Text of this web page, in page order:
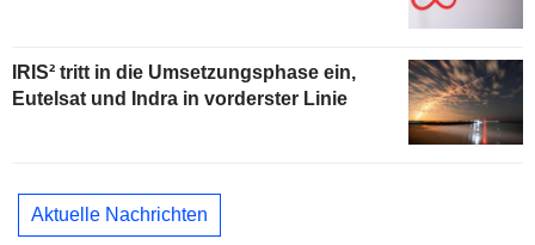
IRIS² tritt in die Umsetzungsphase ein,
Eutelsat und Indra in vorderster Linie
Aktuelle Nachrichten